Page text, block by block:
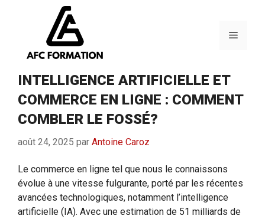
Menu
INTELLIGENCE ARTIFICIELLE ET
COMMERCE EN LIGNE : COMMENT
COMBLER LE FOSSÉ?
août 24, 2025 par Antoine Caroz
Le commerce en ligne tel que nous le connaissons
évolue à une vitesse fulgurante, porté par les récentes
avancées technologiques, notamment l’intelligence
artificielle (IA). Avec une estimation de 51 milliards de